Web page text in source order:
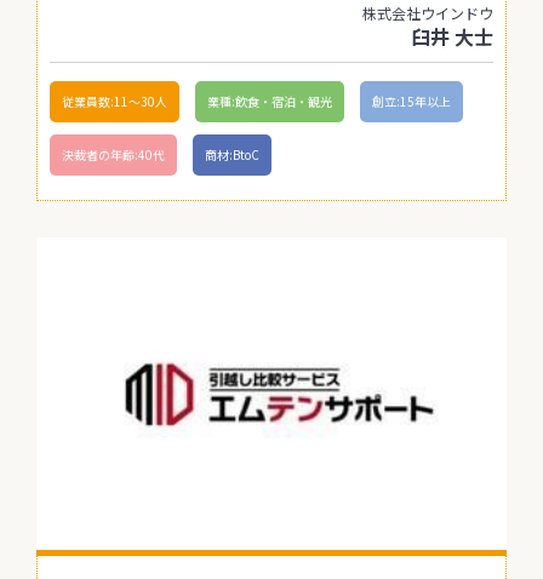
株式会社ウインドウ
臼井 大士
従業員数:11〜30人 業種:飲食・宿泊・観光 創立:15年以上
決裁者の年齢:40代 商材:BtoC